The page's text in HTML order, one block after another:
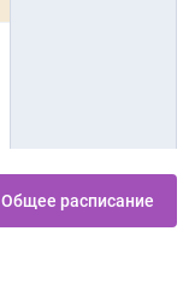
Общее расписание